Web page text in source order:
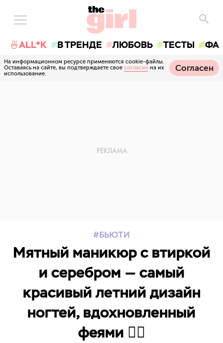
🍜ALL*K В ТРЕНДЕ ЛЮБОВЬ ТЕСТЫ
На информационном ресурсе применяются cookie-файлы.
Оставаясь на сайте, вы подтверждаете свое согласие на их
использование.
Согласен
БЬЮТИ
Мятный маникюр с втиркой
и серебром — самый
красивый летний дизайн
ногтей, вдохновленный
феями 🧚‍♀️